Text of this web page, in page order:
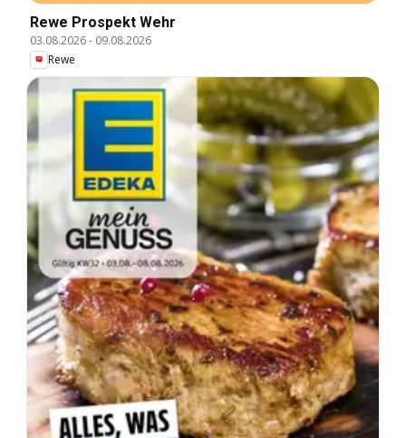
Rewe Prospekt Wehr
03.08.2026- 09.08.2026
Rewe